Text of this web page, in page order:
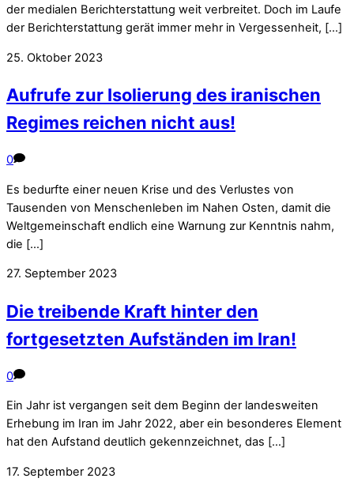
der medialen Berichterstattung weit verbreitet. Doch im Laufe
der Berichterstattung gerät immer mehr in Vergessenheit, […]
25. Oktober 2023
Aufrufe zur Isolierung des iranischen
Regimes reichen nicht aus!
0
Es bedurfte einer neuen Krise und des Verlustes von
Tausenden von Menschenleben im Nahen Osten, damit die
Weltgemeinschaft endlich eine Warnung zur Kenntnis nahm,
die […]
27. September 2023
Die treibende Kraft hinter den
fortgesetzten Aufständen im Iran!
0
Ein Jahr ist vergangen seit dem Beginn der landesweiten
Erhebung im Iran im Jahr 2022, aber ein besonderes Element
hat den Aufstand deutlich gekennzeichnet, das […]
17. September 2023